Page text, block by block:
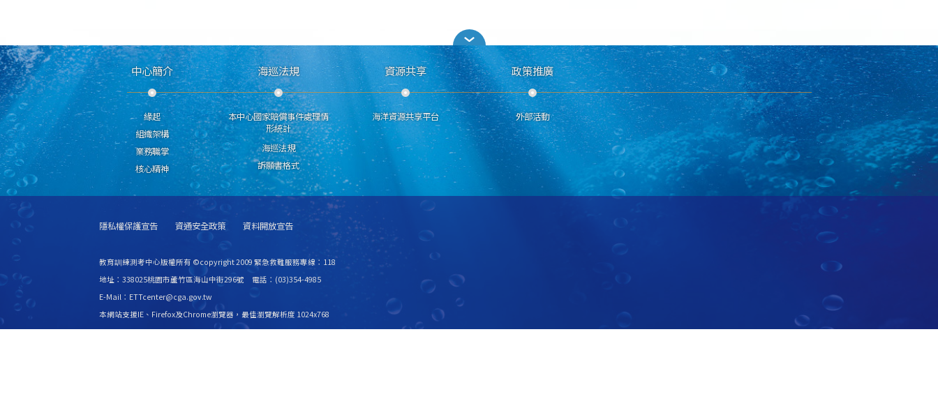
中心簡介
緣起
組織架構
業務職掌
核心精神
海巡法規
本中心國家賠償事件處理情
形統計
海巡法規
訴願書格式
資源共享
海洋資源共享平台
政策推廣
外部活動
隱私權保護宣告 資通安全政策 資料開放宣告
教育訓練測考中心版權所有 ©copyright 2009 緊急救難服務專線：118
地址：338025桃園市蘆竹區海山中街296號 電話：(03)354-4985
E-Mail：ETTcenter@cga.gov.tw
本網站支援IE、Firefox及Chrome瀏覽器，最佳瀏覽解析度 1024x768
更新日期115年08月07日 瀏覽人次2529637